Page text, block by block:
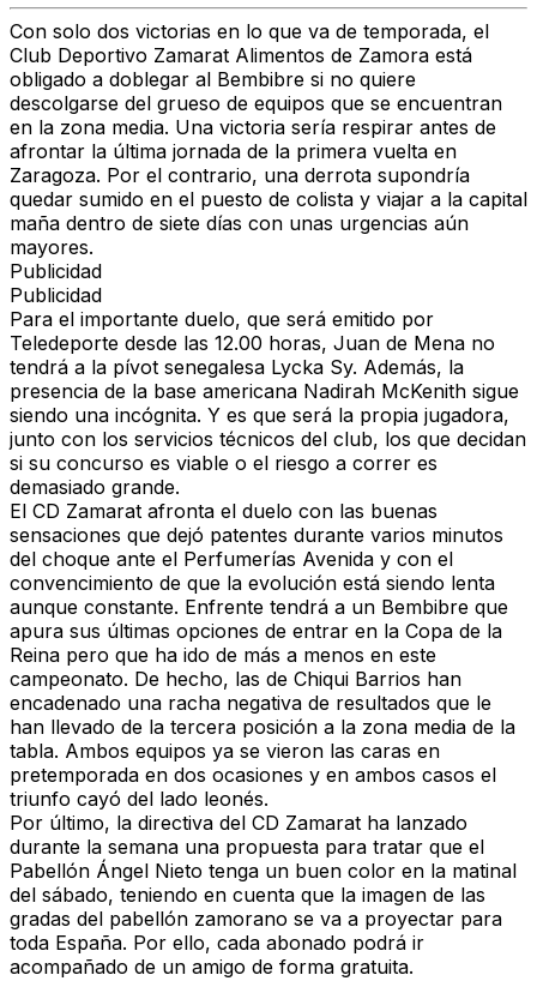
Con solo dos victorias en lo que va de temporada, el
Club Deportivo Zamarat Alimentos de Zamora está
obligado a doblegar al Bembibre si no quiere
descolgarse del grueso de equipos que se encuentran
en la zona media. Una victoria sería respirar antes de
afrontar la última jornada de la primera vuelta en
Zaragoza. Por el contrario, una derrota supondría
quedar sumido en el puesto de colista y viajar a la capital
maña dentro de siete días con unas urgencias aún
mayores.
Publicidad
Publicidad
Para el importante duelo, que será emitido por
Teledeporte desde las 12.00 horas, Juan de Mena no
tendrá a la pívot senegalesa Lycka Sy. Además, la
presencia de la base americana Nadirah McKenith sigue
siendo una incógnita. Y es que será la propia jugadora,
junto con los servicios técnicos del club, los que decidan
si su concurso es viable o el riesgo a correr es
demasiado grande.
El CD Zamarat afronta el duelo con las buenas
sensaciones que dejó patentes durante varios minutos
del choque ante el Perfumerías Avenida y con el
convencimiento de que la evolución está siendo lenta
aunque constante. Enfrente tendrá a un Bembibre que
apura sus últimas opciones de entrar en la Copa de la
Reina pero que ha ido de más a menos en este
campeonato. De hecho, las de Chiqui Barrios han
encadenado una racha negativa de resultados que le
han llevado de la tercera posición a la zona media de la
tabla. Ambos equipos ya se vieron las caras en
pretemporada en dos ocasiones y en ambos casos el
triunfo cayó del lado leonés.
Por último, la directiva del CD Zamarat ha lanzado
durante la semana una propuesta para tratar que el
Pabellón Ángel Nieto tenga un buen color en la matinal
del sábado, teniendo en cuenta que la imagen de las
gradas del pabellón zamorano se va a proyectar para
toda España. Por ello, cada abonado podrá ir
acompañado de un amigo de forma gratuita.